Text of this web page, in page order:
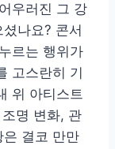
우러진 그 강
나요? 콘서
르는 행위가
고스란히 기
위 아티스트
명 변화, 관
은 결코 만만